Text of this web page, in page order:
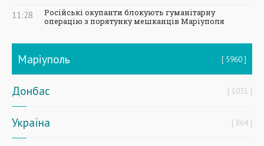
11:28
Російські окупанти блокують гуманітарну
операцію з порятунку мешканців Маріуполя
Маріуполь 5960
Донбас 1031
Україна 864